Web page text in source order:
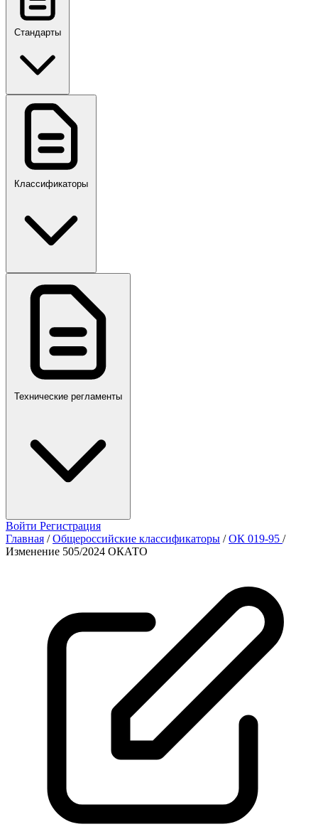
Стандарты
ГОСТ, ГОСТ Р, ПНСТ
ПР,Р,ПМГ,РМГ
Классификаторы
Технические регламенты
Войти Регистрация
Главная / Общероссийские классификаторы / ОК 019-95 /
Изменение 505/2024 ОКАТО